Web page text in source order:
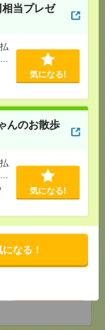
当プレゼ
気になる!
んのお散歩
気になる!
なる！
ツ！データ入
データ入力